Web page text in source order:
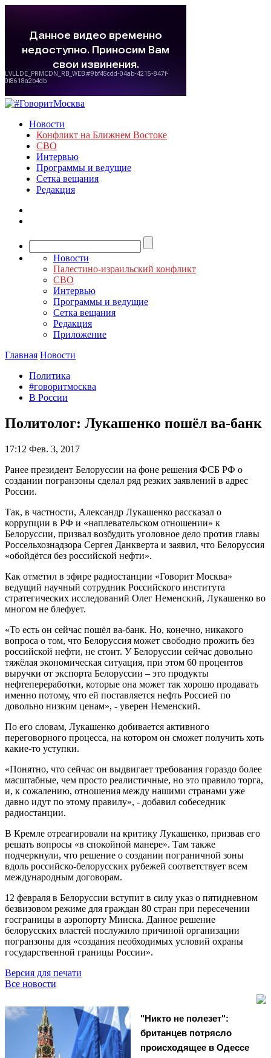
Новости
Конфликт на Ближнем Востоке
СВО
Интервью
Программы и ведущие
Сетка вещания
Редакция
Новости
Палестино-израильский конфликт
СВО
Интервью
Программы и ведущие
Сетка вещания
Редакция
Приложение
Главная Новости
Политика
#говоритмосква
В России
Политолог: Лукашенко пошёл ва-банк
17:12 Фев. 3, 2017
Ранее президент Белоруссии на фоне решения ФСБ РФ о
создании погранзоны сделал ряд резких заявлений в адрес
России.
Так, в частности, Александр Лукашенко рассказал о
коррупции в РФ и «наплевательском отношении» к
Белоруссии, призвал возбудить уголовное дело против главы
Россельхознадзора Сергея Данкверта и заявил, что Белоруссия
«обойдётся без российской нефти».
Как отметил в эфире радиостанции «Говорит Москва»
ведущий научный сотрудник Российского института
стратегических исследований Олег Неменский, Лукашенко во
многом не блефует.
«То есть он сейчас пошёл ва-банк. Но, конечно, никакого
вопроса о том, что Белоруссия может свободно прожить без
российской нефти, не стоит. У Белоруссии сейчас довольно
тяжёлая экономическая ситуация, при этом 60 процентов
выручки от экспорта Белоруссии – это продукты
нефтепереработки, которые она может так хорошо продавать
именно потому, что ей поставляется нефть Россией по
довольно низким ценам», - уверен Неменский.
По его словам, Лукашенко добивается активного
переговорного процесса, на котором он сможет получить хоть
какие-то уступки.
«Понятно, что сейчас он выдвигает требования гораздо более
масштабные, чем просто реалистичные, но это правило торга,
и, к сожалению, отношения между нашими странами уже
давно идут по этому правилу», - добавил собеседник
радиостанции.
В Кремле отреагировали на критику Лукашенко, призвав его
решать вопросы «в спокойной манере». Там также
подчеркнули, что решение о создании пограничной зоны
вдоль российско-белорусских рубежей соответствует всем
международным договорам.
12 февраля в Белоруссии вступит в силу указ о пятидневном
безвизовом режиме для граждан 80 стран при пересечении
госграницы в аэропорту Минска. Данное решение
белорусских властей послужило причиной организации
погранзоны для «создания необходимых условий охраны
государственной границы России».
Версия для печати
Все новости
"Никто не полезет":
британцев потрясло
происходящее в Одессе